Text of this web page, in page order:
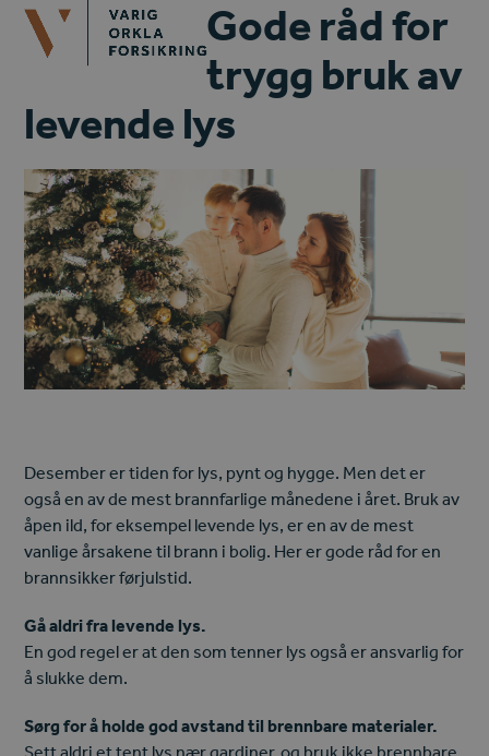
Skip
content
Open
mobile
menu
Close
mobile
menu
Gode råd for
trygg bruk av
levende lys
Desember er tiden for lys, pynt og hygge. Men det er
også en av de mest brannfarlige månedene i året. Bruk av
åpen ild, for eksempel levende lys, er en av de mest
vanlige årsakene til brann i bolig. Her er gode råd for en
brannsikker førjulstid.
Gå aldri fra levende lys.
En god regel er at den som tenner lys også er ansvarlig for
å slukke dem.
Sørg for å holde god avstand til brennbare materialer.
Sett aldri et tent lys nær gardiner, og bruk ikke brennbare